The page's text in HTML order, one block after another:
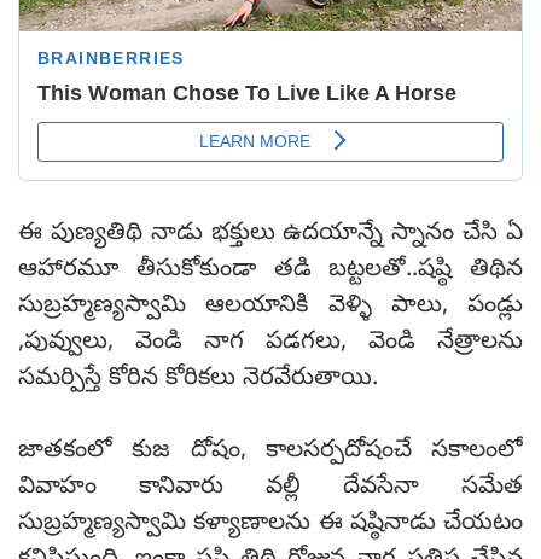
ఈ పుణ్యతిథి నాడు భక్తులు ఉదయాన్నే స్నానం చేసి ఏ
ఆహారమూ తీసుకోకుండా తడి బట్టలతో..షష్ఠి తిథిన
సుబ్రహ్మణ్యస్వామి ఆలయానికి వెళ్ళి పాలు, పండ్లు
,పువ్వులు, వెండి నాగ పడగలు, వెండి నేత్రాలను
సమర్పిస్తే కోరిన కోరికలు నెరవేరుతాయి.
జాతకంలో కుజ దోషం, కాలసర్పదోషంచే సకాలంలో
వివాహం కానివారు వల్లీ దేవసేనా సమేత
సుబ్రహ్మణ్యస్వామి కళ్యాణాలను ఈ షష్ఠినాడు చేయటం